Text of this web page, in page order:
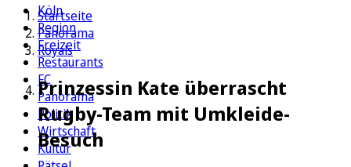
Köln
Region
Freizeit
Restaurants
FC
Panorama
Politik
Wirtschaft
Kultur
Startseite
Panorama
Royals
Prinzessin Kate überrascht
Rugby-Team mit Umkleide-
Besuch